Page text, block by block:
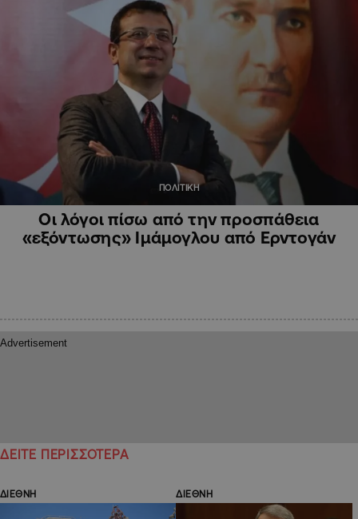
ΠΟΛΙΤΙΚΗ
Οι λόγοι πίσω από την προσπάθεια
«εξόντωσης» Ιμάμογλου από Ερντογάν
ΔΕΙΤΕ ΠΕΡΙΣΣΟΤΕΡΑ
ΔΙΕΘΝΗ ΔΙΕΘΝΗ